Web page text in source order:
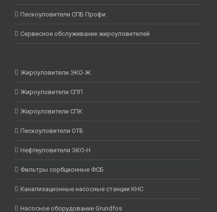
Пескоуловители СПБ Профи
Сервисное обслуживание жироуловителей
Жироуловители ЭКО-Ж
Жироуловители СПП
Жироуловители СПК
Пескоуловители ОТБ
Нефтеуловители ЭКО-Н
Фильтры сорбционные ФСБ
Канализационные насосные станции КНС
Насосное оборудование Grundfos